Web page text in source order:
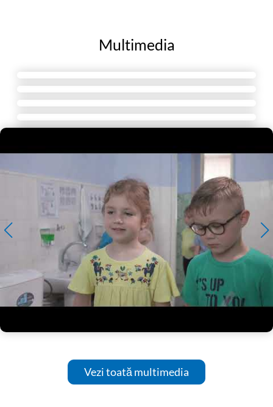
Multimedia
Vezi toată multimedia